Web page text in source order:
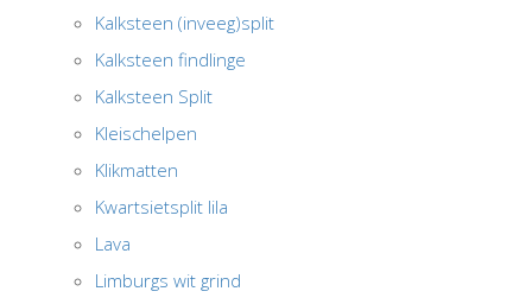
Kalksteen (inveeg)split
Kalksteen findlinge
Kalksteen Split
Kleischelpen
Klikmatten
Kwartsietsplit lila
Lava
Limburgs wit grind